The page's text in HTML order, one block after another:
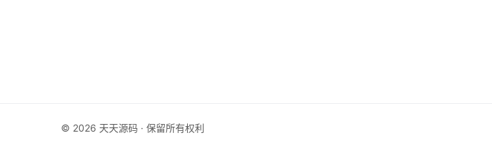
© 2026 天天源码 · 保留所有权利